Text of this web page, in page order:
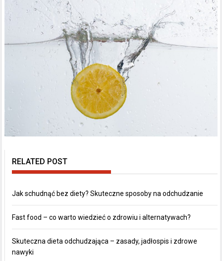
RELATED POST
Jak schudnąć bez diety? Skuteczne sposoby na odchudzanie
Fast food – co warto wiedzieć o zdrowiu i alternatywach?
Skuteczna dieta odchudzająca – zasady, jadłospis i zdrowe
nawyki